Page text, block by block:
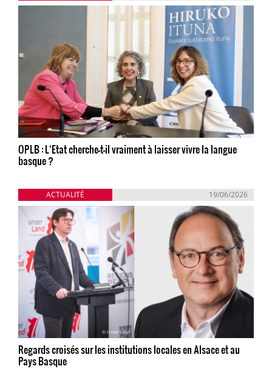
OPLB : L‘Etat cherche-t-il vraiment à laisser vivre la langue
basque ?
ACTUALITÉ 19/06/2026
Regards croisés sur les institutions locales en Alsace et au
Pays Basque